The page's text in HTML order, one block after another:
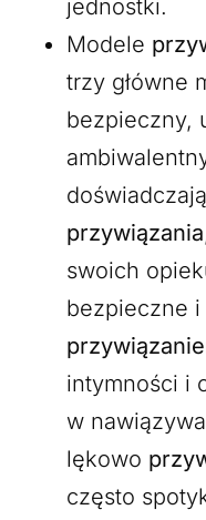
jednostki.
Modele
trzy główne
bezpieczny,
przywiązania
swoich
bezpieczne
intymności i
w
lękowo
często